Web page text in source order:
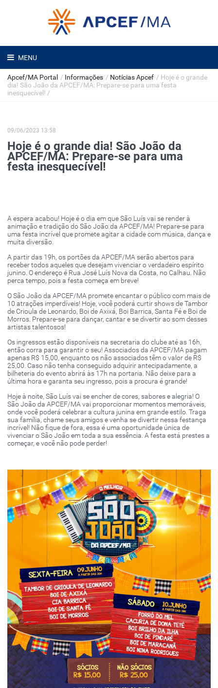
MENU
Apcef/MA Portal / Informações / Notícias Apcef / Hoje é o grande
dia! São João da APCEF/MA: Prepare-se para uma festa
inesquecível! /
09/06/2023 13:58
Hoje é o grande dia! São João da
APCEF/MA: Prepare-se para uma
festa inesquecível!
A espera acabou! Hoje é o dia em que São Luís vai se render à
animação e tradição do São João da APCEF/MA! Prepare-se para
uma festa incrível que promete agitar a cidade com música, dança e
muita diversão.
A partir das 19h, os portões da APCEF/MA serão abertos para
receber todos aqueles que desejam vivenciar o verdadeiro espírito
junino. O endereço é Rua José Luís Nova da Costa, no Calhau. Não
perca tempo, pois a festa começa em breve!
O São João da APCEF/MA promete encantar o público com mais de
10 atrações imperdíveis! Hoje, você poderá curtir shows de Tambor
de Crioula de Leonardo, Boi de Axixá, Boi Barrica, Santa Fé e Boi de
Morros. Prepare-se para dançar, cantar e se divertir ao som desses
artistas talentosos!
Os ingressos estão disponíveis na secretaria do clube até as 16h,
então corra para garantir o seu! Associados da APCEF/MA pagam
apenas R$ 15,00, enquanto os não associados têm o valor de R$
25,00. Caso não tenha conseguido adquirir antecipadamente, a
bilheteria do evento abrirá às 17h na portaria. Não deixe para a
última hora e garanta seu ingresso, pois a procura é grande!
Hoje à noite, São Luís vai se encher de cores, sabores e alegria! O
São João da APCEF/MA vai proporcionar momentos memoráveis,
onde você poderá celebrar a cultura junina em grande estilo. Traga
sua família, chame seus amigos e venha se divertir nessa festança
incrível! Não fique de fora, essa é uma oportunidade única de
vivenciar o São João em toda a sua essência. A festa está prestes a
começar, e você não pode perder!